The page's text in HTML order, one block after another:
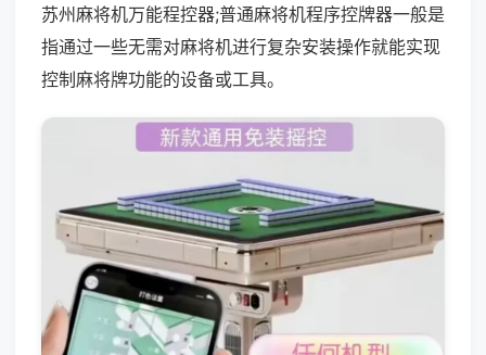
苏州麻将机万能程控器;普通麻将机程序控牌器一般是
指通过一些无需对麻将机进行复杂安装操作就能实现
控制麻将牌功能的设备或工具。